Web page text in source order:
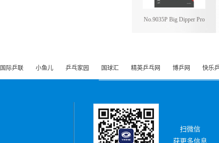
No.9035P Big Dipper Pro
国际乒联 小鱼儿 乒乓家园 国球汇 精英乒乓网 博乒网 快乐
扫微信
获更多信息